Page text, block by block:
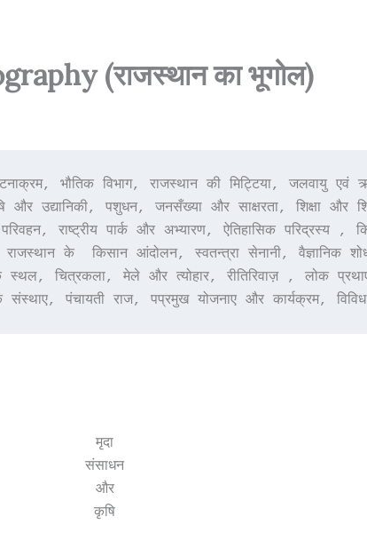
(राजस्थान का भूगोल)
भौतिक विभाग, राजस्थान की मिट्टिया, जलवायु एवं
उद्यानिकी, पशुधन, जनसँख्या और साक्षरता, शिक्षा और
राष्ट्रीय पार्क और अभ्यारण, ऐतिहासिक परिद्रस्य ,
के  किसान आंदोलन, स्वतन्त्रा सेनानी, वैज्ञानिक
स्थल, चित्रकला, मेले और त्योहार, रीतिरिवाज़ , लोक
पंचायती राज, पप्रमुख योजनाए और कार्यक्रम,
मृदा
संसाधन
और
कृषि